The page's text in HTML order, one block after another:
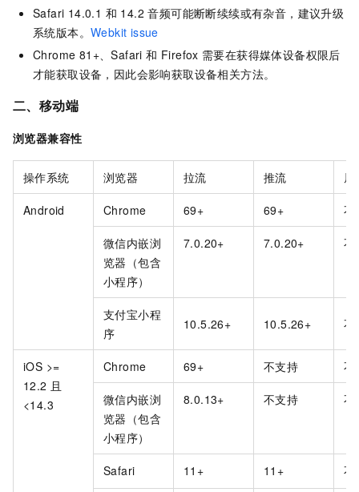
Safari 14.0.1 和 14.2 音频可能断断续续或有杂音，建议升级
系统版本。 Webkit issue
Chrome 81+、Safari 和 Firefox 需要在获得媒体设备权限后
才能获取设备，因此会影响获取设备相关方法。
二、移动端
浏览器兼容性
操作系统 浏览器 拉流 推流
Android Chrome 69+ 69+ 不
微信内嵌浏
览器（包含
小程序）
7.0.20+ 7.0.20+ 不
支付宝小程
序
10.5.26+ 10.5.26+ 不
iOS >=
12.2 且
<14.3
Chrome 69+ 不支持 不
微信内嵌浏
览器（包含
小程序）
8.0.13+ 不支持 不
Safari 11+ 11+ 不